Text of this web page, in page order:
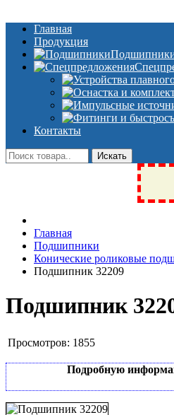
Главная
Продукция
Контакты
Фрязино, Антал+, плюс,
техника, сварочные
NTN, SKF, купить, заказать
Главная
Подшипники
Конические роликовые
Подшипник 32209
Подшипник
Просмотров: 1855
Подробную